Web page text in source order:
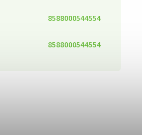
8588000544554
8588000544554